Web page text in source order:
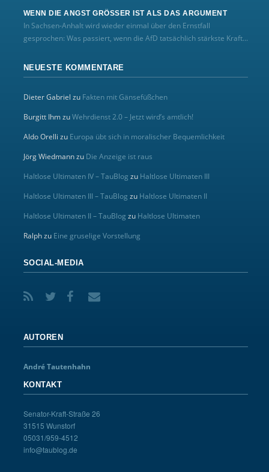
WENN DIE ANGST GRÖSSER IST ALS DAS ARGUMENT
In Sachsen-Anhalt wird wieder einmal über den Ernstfall
gesprochen: Was passiert, wenn die AfD tatsächlich stärkste Kraft...
NEUESTE KOMMENTARE
Dieter Gabriel zu Fakten mit Gänsefüßchen
Burgitt IhmzuWehrdienst 2.0 – Jetzt wird’s amtlich!
Aldo Orelli zu Europa übt sich in moralischer Bequemlichkeit
Jörg Wiedmannzu Die Anzeige ist raus
Haltlose Ultimaten IV – TauBlog zu Haltlose Ultimaten III
Haltlose Ultimaten III – TauBlog zu Haltlose Ultimaten II
Haltlose Ultimaten II – TauBlog zu Haltlose Ultimaten
Ralphzu Eine gruselige Vorstellung
SOCIAL-MEDIA
AUTOREN
André Tautenhahn
KONTAKT
Senator-Kraft-Straße 26
31515 Wunstorf
05031/959-4512
info@taublog.de